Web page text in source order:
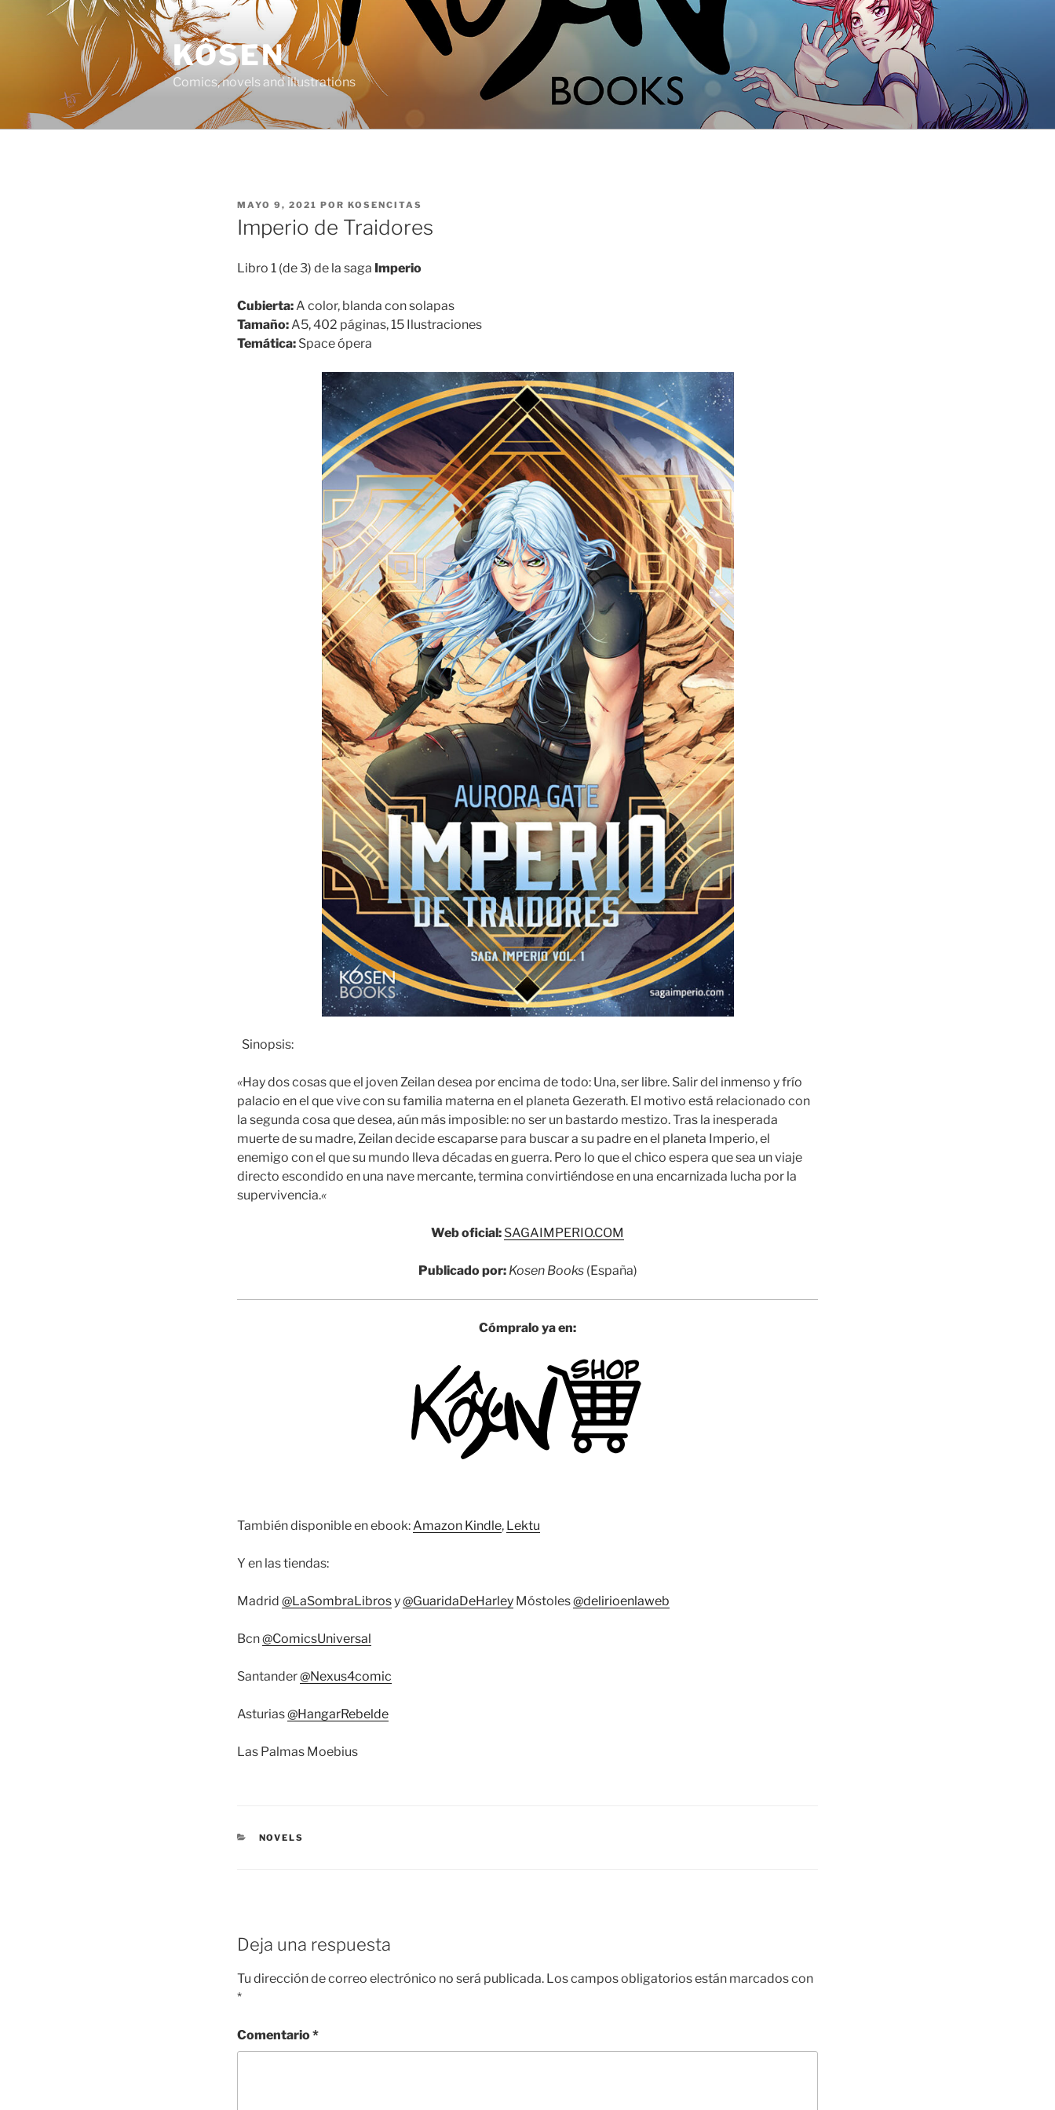
KÔSEN
Comics, novels and illustrations
PUBLICADO
EL
MAYO 9, 2021 POR KOSENCITAS
Imperio de Traidores
Libro 1 (de 3) de la saga Imperio
Cubierta:A color, blanda con solapas
Tamaño:A5, 402 páginas, 15 Ilustraciones
Temática: Space ópera
Sinopsis:
«Hay dos cosas que el joven Zeilan desea por encima de todo: Una, ser libre. Salir del inmenso y frío
palacio en el que vive con su familia materna en el planeta Gezerath. El motivo está relacionado con
la segunda cosa que desea, aún más imposible: no ser un bastardo mestizo. Tras la inesperada
muerte de su madre, Zeilan decide escaparse para buscar a su padre en el planeta Imperio, el
enemigo con el que su mundo lleva décadas en guerra. Pero lo que el chico espera que sea un viaje
directo escondido en una nave mercante, termina convirtiéndose en una encarnizada lucha por la
supervivencia.«
Web oficial: SAGAIMPERIO.COM
Publicado por: Kosen Books (España)
Cómpralo ya en:
También disponible en ebook:Amazon Kindle, Lektu
Y en las tiendas:
Madrid @LaSombraLibrosy@GuaridaDeHarley Móstoles@delirioenlaweb
Bcn@ComicsUniversal
Santander@Nexus4comic
Asturias@HangarRebelde
Las Palmas Moebius
CATEGORÍAS
NOVELS
Deja una respuesta
Tu dirección de correo electrónico no será publicada. Los campos obligatorios están marcados con
*
Comentario*